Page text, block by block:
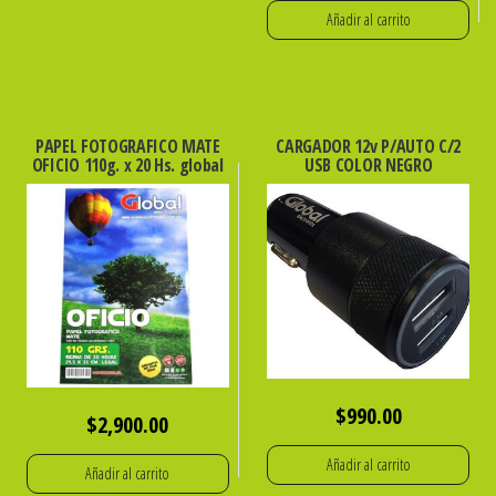
Añadir al carrito
PAPEL FOTOGRAFICO MATE
OFICIO 110g. x 20 Hs. global
$2,900.00
Añadir al carrito
CARGADOR 12v P/AUTO C/2
USB COLOR NEGRO
$990.00
Añadir al carrito